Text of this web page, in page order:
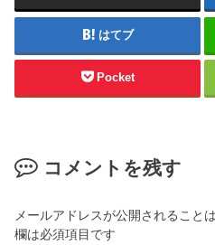
はてブ
Pocket
コメントを残す
メールアドレスが公開されること
欄は必須項目です